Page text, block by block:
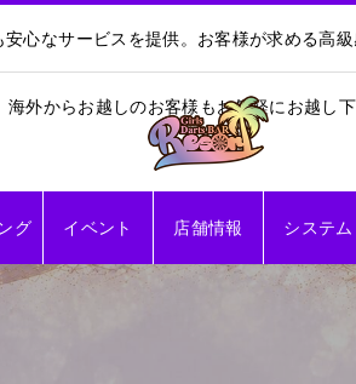
心なサービスを提供。お客様が求める高
海外からお越しのお客様もお気軽にお越し下
グ イベント 店舗情報 システム